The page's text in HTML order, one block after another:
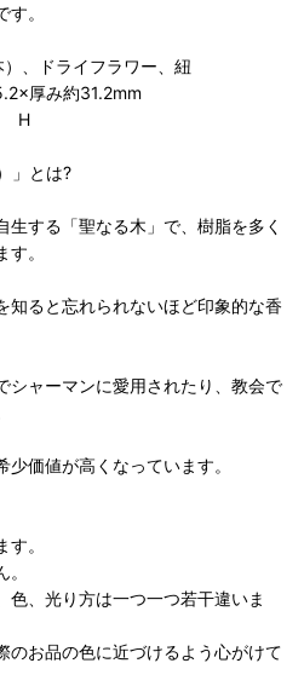
。
、ドライフラワー、紐
厚み約31.2mm
H
」とは?
する「聖なる木」で、樹脂を多く
。
知ると忘れられないほど印象的な香
シャーマンに愛用されたり、教会で
価値が高くなっています。
。
色、光り方は一つ一つ若干違いま
のお品の色に近づけるよう心がけて